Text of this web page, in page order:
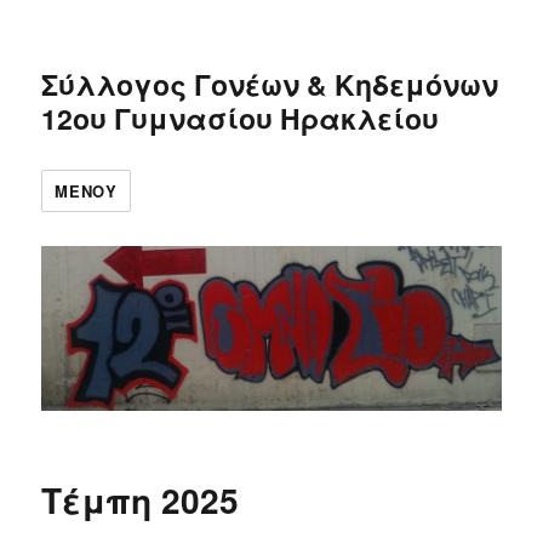
Σύλλογος Γονέων & Κηδεμόνων
12ου Γυμνασίου Ηρακλείου
ΜΕΝΟΎ
Τέμπη 2025